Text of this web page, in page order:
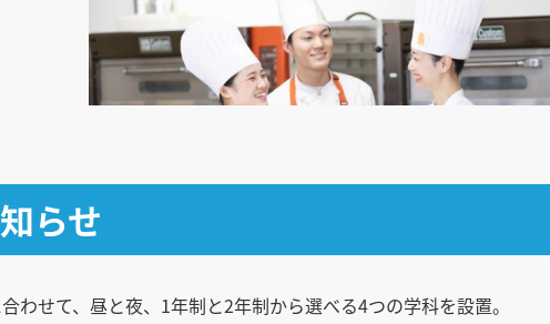
らせ
わせて、昼と夜、1年制と2年制から選べる4つの学科を設置。